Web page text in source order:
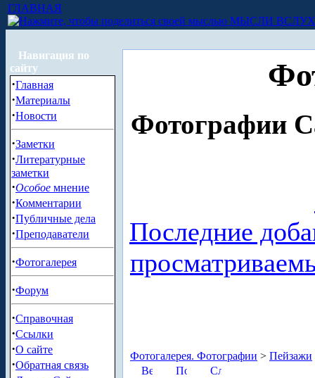
ГЛАВНАЯ
МЫСЛИ ВСЛУХ
Навигация по
сайту
·Главная
·Материалы
·Новости
·Заметки
·Литературные
заметки
·Особое мнение
·Комментарии
·Публичные дела
·Преподаватели
·Фотогалерея
·Форум
·Справочная
·Ссылки
·О сайте
·Обратная связь
Фотографии
Последние
Фотогалерея. Фотографии > Пейзажи